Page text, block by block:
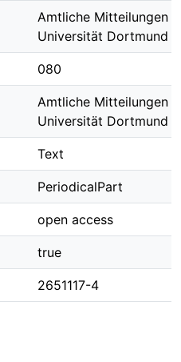
Amtliche Mitteilungen
Universität Dortmund ;
080
Amtliche Mitteilungen
Universität Dortmund
Text
PeriodicalPart
open access
true
2651117-4